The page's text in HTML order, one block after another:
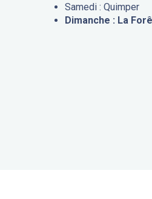
Samedi : Quimper
Dimanche : La